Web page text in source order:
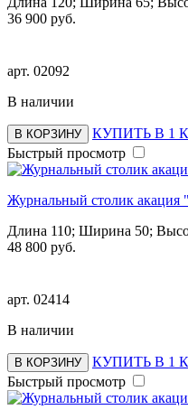
36 900 руб.
арт. 02092
В наличии
В КОРЗИНУ
КУПИТЬ В 1
Быстрый просмотр
Журнальный столик акация
Длина 110; Ширина 50;
48 800 руб.
арт. 02414
В наличии
В КОРЗИНУ
КУПИТЬ В 1
Быстрый просмотр